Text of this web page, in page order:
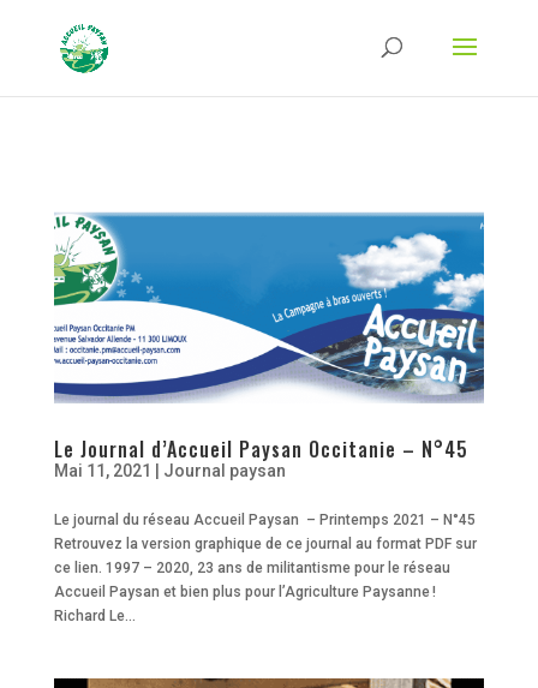
Type-Options Referrer-Policy Permissions-Policy
ga('require', 'GTM-TFCVLFN');
Le Journal d’Accueil Paysan Occitanie – N°45
Mai 11, 2021 Journal paysan
Le journal du réseau Accueil Paysan – Printemps 2021 – N°45
Retrouvez la version graphique de ce journal au format PDF sur
ce lien. 1997 – 2020, 23 ans de militantisme pour le réseau
Accueil Paysan et bien plus pour l’Agriculture Paysanne !
Richard Le...